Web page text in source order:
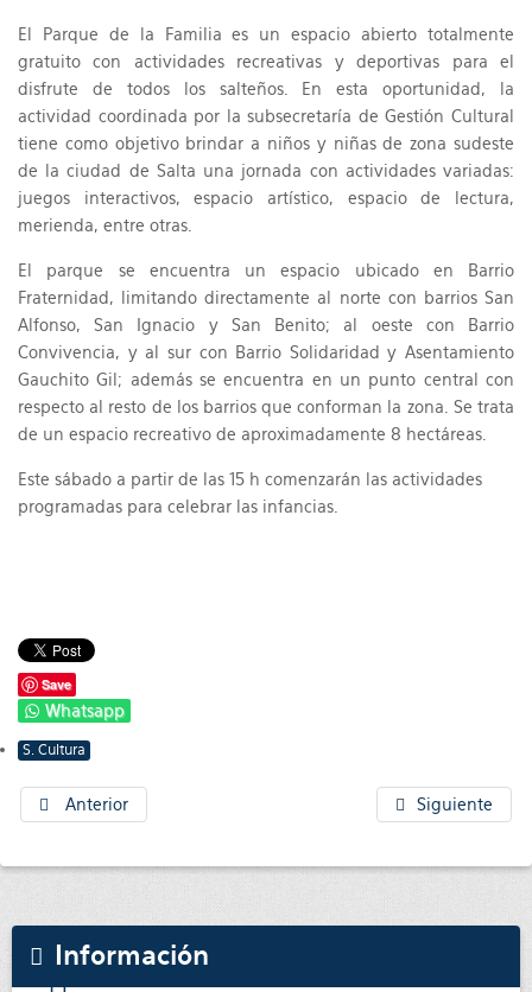
El Parque de la Familia es un espacio abierto totalmente
gratuito con actividades recreativas y deportivas para el
disfrute de todos los salteños. En esta oportunidad, la
actividad coordinada por la subsecretaría de Gestión Cultural
tiene como objetivo brindar a niños y niñas de zona sudeste
de la ciudad de Salta una jornada con actividades variadas:
juegos interactivos, espacio artístico, espacio de lectura,
merienda, entre otras.
El parque se encuentra un espacio ubicado en Barrio
Fraternidad, limitando directamente al norte con barrios San
Alfonso, San Ignacio y San Benito; al oeste con Barrio
Convivencia, y al sur con Barrio Solidaridad y Asentamiento
Gauchito Gil; además se encuentra en un punto central con
respecto al resto de los barrios que conforman la zona. Se trata
de un espacio recreativo de aproximadamente 8 hectáreas.
Este sábado a partir de las 15 h comenzarán las actividades
programadas para celebrar las infancias.
Save
Whatsapp
S. Cultura
Anterior Siguiente
Información